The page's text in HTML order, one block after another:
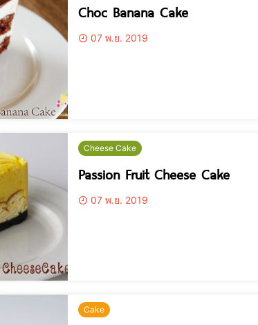
Choc Banana Cake
07 พ.ย. 2019
Cheese Cake
Passion Fruit Cheese Cake
07 พ.ย. 2019
Cake